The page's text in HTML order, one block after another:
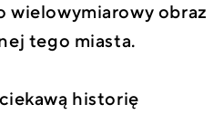
wielowymiarowy obraz
tego miasta.
historię